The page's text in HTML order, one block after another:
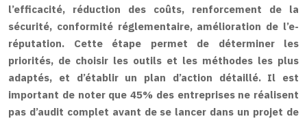
l’efficacité, réduction des coûts, renforcement de la
sécurité, conformité réglementaire, amélioration de l’e-
réputation. Cette étape permet de déterminer les
priorités, de choisir les outils et les méthodes les plus
adaptés, et d’établir un plan d’action détaillé. Il est
important de noter que 45% des entreprises ne réalisent
pas d’audit complet avant de se lancer dans un projet de